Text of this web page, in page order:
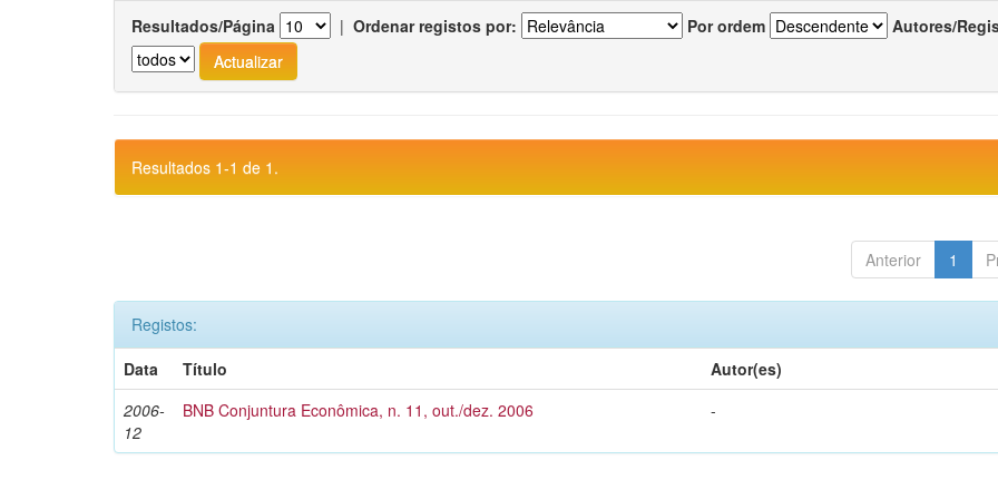
Resultados/Página | Ordenar registos por: Por ordem Autores/
Resultados 1-1 de 1.
Anterior 1
Registos:
Data
Título
Autor(es)
2006-
12
BNB Conjuntura Econômica, n. 11, out./dez. 2006 -